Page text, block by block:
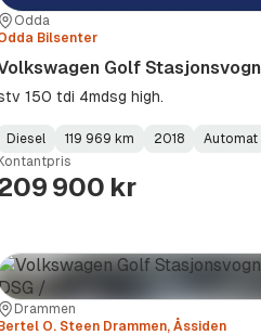
Sted:
Odda
Forhandler:
Bilsenter
Golf Stasjonsvogn
150 tdi 4mdsg high.
Fuel
:
Diesel
Kilometerstand:
119 969 km
Model
:
2018
Gearbox
:
Automat
Kontantpris
900 kr
Sted:Drammen
Forhandler:
Bertel O. Steen Drammen, Åssiden